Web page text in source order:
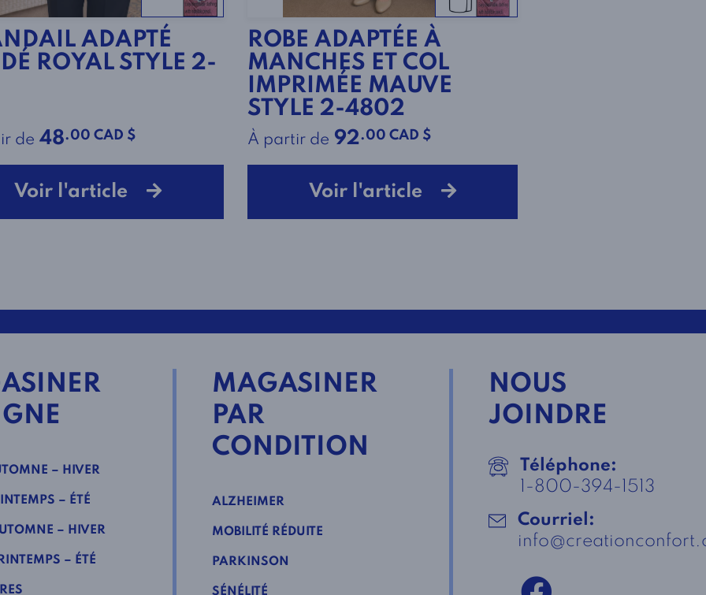
ADAPTÉ
ROYAL STYLE 2-
de 48.00 CAD $
Voir l'article
ROBE ADAPTÉE À
MANCHES ET COL
IMPRIMÉE MAUVE
STYLE 2-4802
À partir de 92.00 CAD $
Voir l'article
– HIVER
– ÉTÉ
– HIVER
– ÉTÉ
MAGASINER
PAR
CONDITION
ALZHEIMER
MOBILITÉ RÉDUITE
PARKINSON
SÉNÉLITÉ
NOUS
JOINDRE
Téléphone:
1-800-394-1513
Courriel: